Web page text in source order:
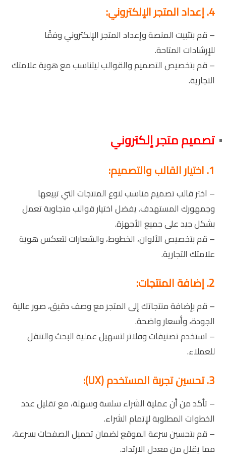
4. إعداد المتجر الإلكتروني:
– قم بتثبيت المنصة وإعداد المتجر الإلكتروني وفقًا
للإرشادات المتاحة.
– قم بتخصيص التصميم والقوالب ليتناسب مع هوية علامتك
التجارية.
تصميم متجر إلكتروني
1. اختيار القالب والتصميم:
– اختر قالب تصميم مناسب لنوع المنتجات التي تبيعها
وجمهورك المستهدف. يفضل اختيار قوالب متجاوبة تعمل
بشكل جيد على جميع الأجهزة.
– قم بتخصيص الألوان، الخطوط، والشعارات لتعكس هوية
علامتك التجارية.
2. إضافة المنتجات:
– قم بإضافة منتجاتك إلى المتجر مع وصف دقيق، صور عالية
الجودة، وأسعار واضحة.
– استخدم تصنيفات وفلاتر لتسهيل عملية البحث والتنقل
للعملاء.
3. تحسين تجربة المستخدم (UX):
– تأكد من أن عملية الشراء سلسة وسهلة، مع تقليل عدد
الخطوات المطلوبة لإتمام الشراء.
– قم بتحسين سرعة الموقع لضمان تحميل الصفحات بسرعة،
مما يقلل من معدل الارتداد.